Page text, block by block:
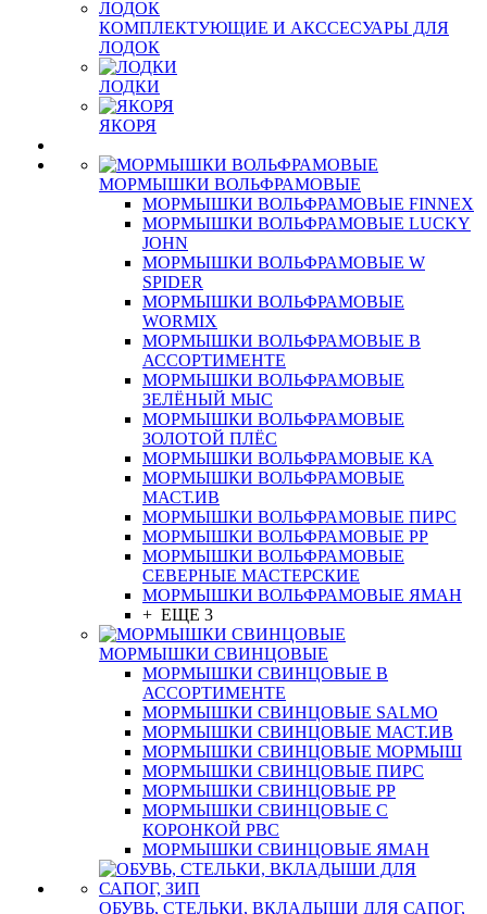
КОМПЛЕКТУЮЩИЕ И АКССЕСУАРЫ ДЛЯ
ЛОДОК
ЛОДКИ
ЯКОРЯ
МОРМЫШКИ ВОЛЬФРАМОВЫЕ
МОРМЫШКИ ВОЛЬФРАМОВЫЕ FINNEX
МОРМЫШКИ ВОЛЬФРАМОВЫЕ LUCKY
JOHN
МОРМЫШКИ ВОЛЬФРАМОВЫЕ W
SPIDER
МОРМЫШКИ ВОЛЬФРАМОВЫЕ
WORMIX
МОРМЫШКИ ВОЛЬФРАМОВЫЕ В
АССОРТИМЕНТЕ
МОРМЫШКИ ВОЛЬФРАМОВЫЕ
ЗЕЛЁНЫЙ МЫС
МОРМЫШКИ ВОЛЬФРАМОВЫЕ
ЗОЛОТОЙ ПЛЁС
МОРМЫШКИ ВОЛЬФРАМОВЫЕ КА
МОРМЫШКИ ВОЛЬФРАМОВЫЕ
МАСТ.ИВ
МОРМЫШКИ ВОЛЬФРАМОВЫЕ ПИРС
МОРМЫШКИ ВОЛЬФРАМОВЫЕ РР
МОРМЫШКИ ВОЛЬФРАМОВЫЕ
СЕВЕРНЫЕ МАСТЕРСКИЕ
МОРМЫШКИ ВОЛЬФРАМОВЫЕ ЯМАН
+ ЕЩЕ 3
МОРМЫШКИ СВИНЦОВЫЕ
МОРМЫШКИ СВИНЦОВЫЕ В
АССОРТИМЕНТЕ
МОРМЫШКИ СВИНЦОВЫЕ SALMO
МОРМЫШКИ СВИНЦОВЫЕ МАСТ.ИВ
МОРМЫШКИ СВИНЦОВЫЕ МОРМЫШ
МОРМЫШКИ СВИНЦОВЫЕ ПИРС
МОРМЫШКИ СВИНЦОВЫЕ РР
МОРМЫШКИ СВИНЦОВЫЕ С
КОРОНКОЙ РВС
МОРМЫШКИ СВИНЦОВЫЕ ЯМАН
ОБУВЬ, СТЕЛЬКИ, ВКЛАДЫШИ ДЛЯ САПОГ,